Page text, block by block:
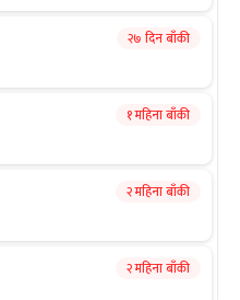
२७ दिन बाँकी
१ महिना बाँकी
२ महिना बाँकी
२ महिना बाँकी